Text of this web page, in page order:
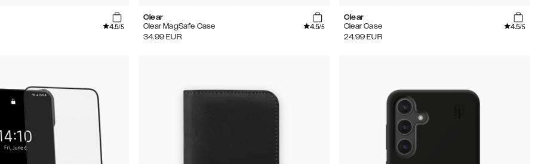
4.5/5
Clear
Clear MagSafe Case
4.5/5
34.99 EUR
Clear
Clear Case
4.5/5
24.99 EUR